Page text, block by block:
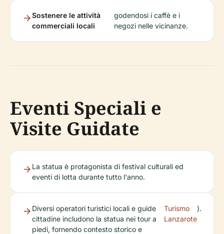
Sostenere le attività
commerciali locali
godendosi i caffè e i
negozi nelle vicinanze.
Eventi Speciali e
Visite Guidate
La statua è protagonista di festival culturali ed
eventi di lotta durante tutto l'anno.
Diversi operatori turistici locali e guide
cittadine includono la statua nei tour a
piedi, fornendo contesto storico e
Turismo
Lanzarote
).